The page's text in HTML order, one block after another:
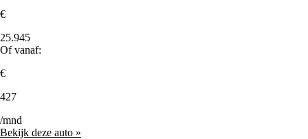
€
25.945
Of vanaf:
€
427
/mnd
Bekijk deze auto »